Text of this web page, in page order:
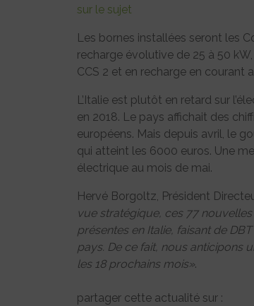
sur le sujet
Les bornes installées seront les
recharge évolutive de 25 à 50
CCS 2 et en recharge en courant
L’Italie est plutôt en retard sur
en 2018. Le pays affichait des
européens. Mais depuis avril, le
qui atteint les 6000 euros. Une
électrique au mois de mai.
Hervé Borgoltz, Président
vue stratégique, ces 77
présentes en Italie, faisant de
pays. De ce fait, nous anticipons
les 18 prochains mois».
partager cette actualité sur :